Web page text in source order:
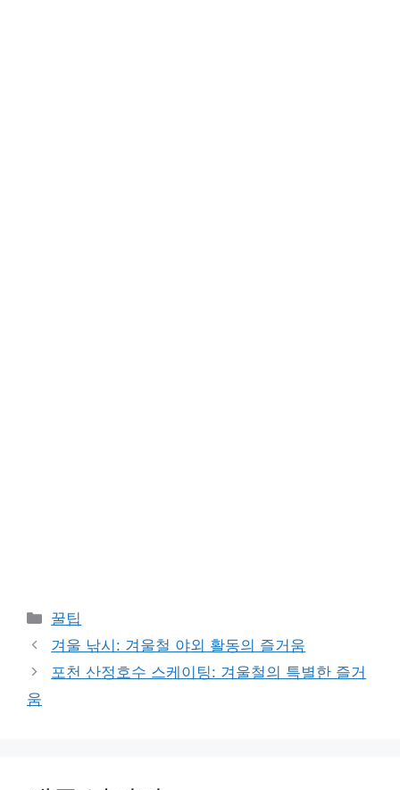
카
테
리
꿀팁
겨울 낚시: 겨울철 야외 활동의 즐거움
포천 산정호수 스케이팅: 겨울철의 특별한 즐거
움